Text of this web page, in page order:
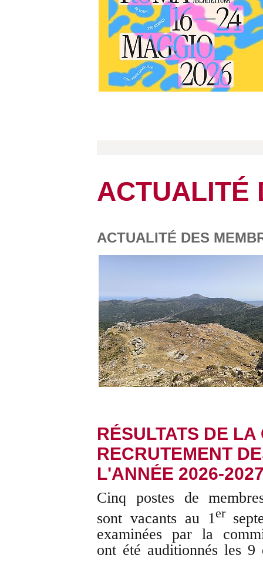
ACTUALITÉ
ACTUALITÉ DES
RÉSULTATS DE
RECRUTEMENT
L'ANNÉE 2026-
Cinq postes de
sont vacants au 1 er
examinées par la
ont été auditionnés les